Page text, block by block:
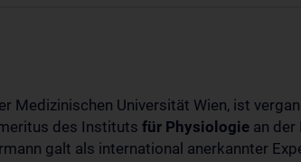
Medizinischen Universität Wien, ist
des Instituts für Physiologie an der
galt als international anerkannter